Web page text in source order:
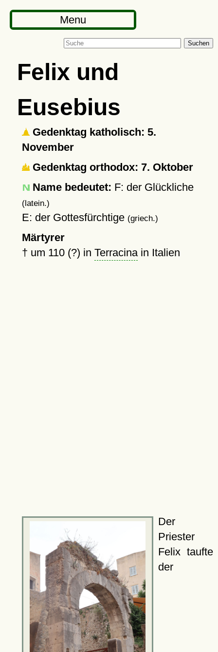
Menu
Suchen
Felix und
Eusebius
Gedenktag katholisch: 5.
November
Gedenktag orthodox: 7. Oktober
Name bedeutet: F: der Glückliche
(latein.)
E: der Gottesfürchtige (griech.)
Märtyrer
† um 110 (?) in Terracinain Italien
Der
Priester
Felix taufte
der